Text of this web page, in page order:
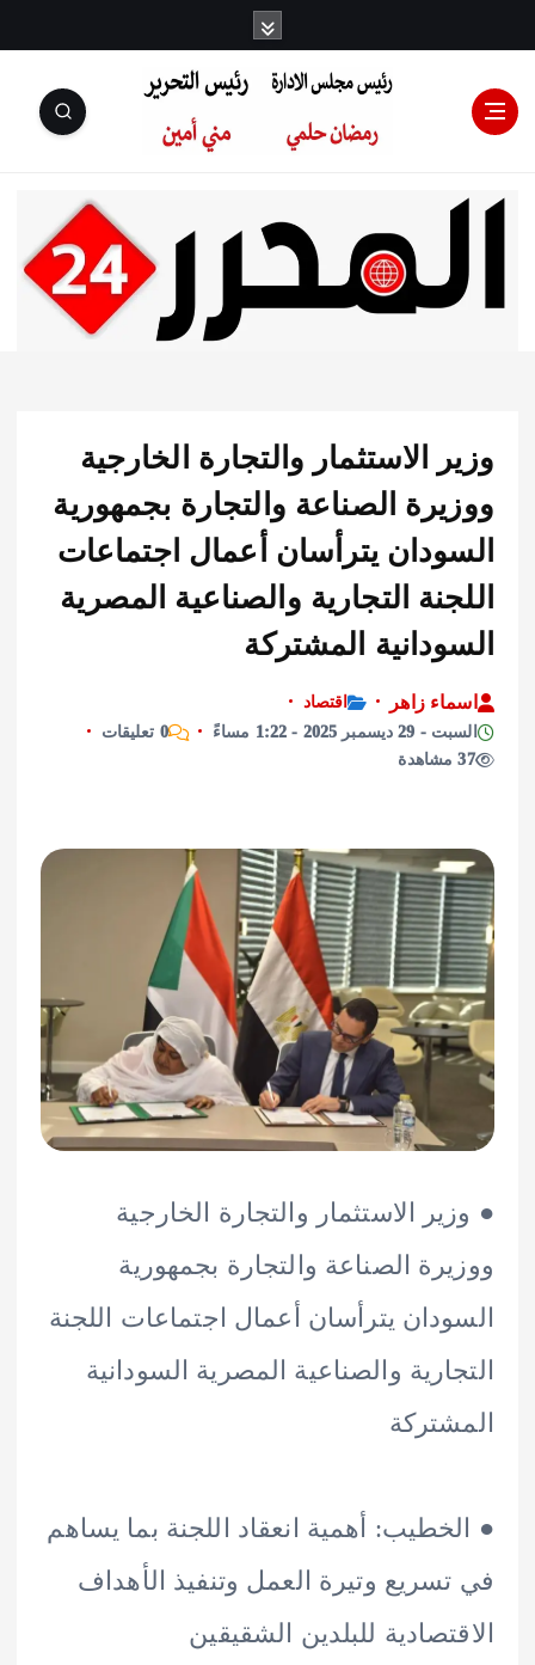
رئيس مجلس
الإدارة: رمضان
التحرير:مني أمين
الاستثمار والتجارة الخارجية
الصناعة والتجارة بجمهورية
يترأسان أعمال اجتماعات
التجارية والصناعية المصرية
المشتركة
زاهر
اقتصاد
0 تعليقات
الاستثمار والتجارة الخارجية
الصناعة والتجارة بجمهورية
يترأسان أعمال اجتماعات اللجنة
والصناعية المصرية السودانية
أهمية انعقاد اللجنة بما يساهم
وتيرة العمل وتنفيذ الأهداف
للبلدين الشقيقين